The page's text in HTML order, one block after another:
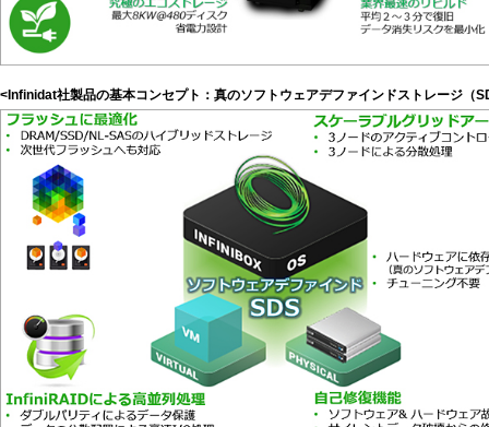
<Infinidat社製品の基本コンセプト：真のソフトウェアデファインドストレージ（